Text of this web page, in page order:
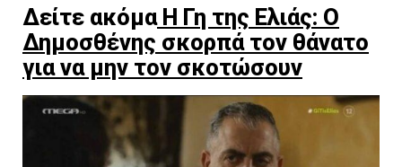
Δείτε ακόμαΗ Γη της Ελιάς: Ο
Δημοσθένης σκορπά τον θάνατο
για να μην τον σκοτώσουν